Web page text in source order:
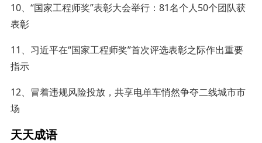
10、“国家工程师奖”表彰大会举行：81名个人50个团队获
表彰
11、习近平在“国家工程师奖”首次评选表彰之际作出重要
指示
12、冒着违规风险投放，共享电单车悄然争夺二线城市市
场
天天成语